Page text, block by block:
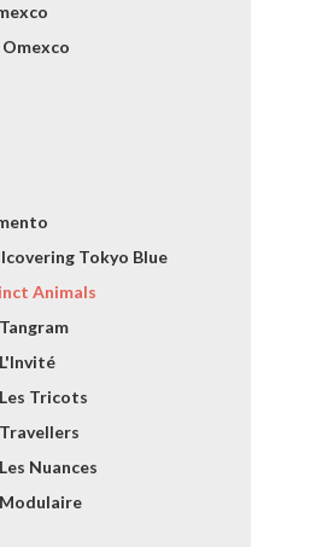
Tokyo Blue
Animals
Tricots
Nuances